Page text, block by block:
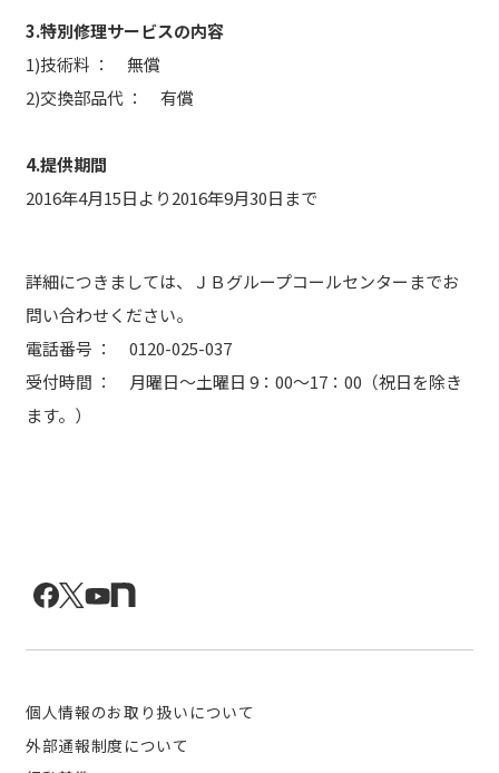
3.特別修理サービスの内容
1)技術料 ： 無償
2)交換部品代 ： 有償
4.提供期間
2016年4月15日より2016年9月30日まで
詳細につきましては、ＪＢグループコールセンターまでお
問い合わせください。
電話番号 ： 0120-025-037
受付時間 ： 月曜日～土曜日 9：00～17：00（祝日を除き
ます。）
個人情報のお取り扱いについて
外部通報制度について